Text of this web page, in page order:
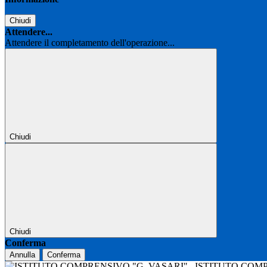
Chiudi
Attendere...
Attendere il completamento dell'operazione...
Chiudi
Chiudi
Conferma
Annulla Conferma